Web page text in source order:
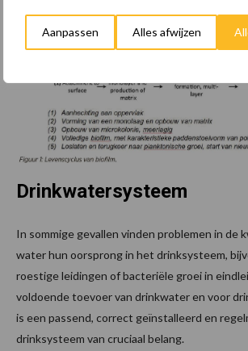
Aanpassen Alles afwijzen
Drinkwatersysteem
In sommige gevallen vinden problemen in de
water hun oorsprong in het drinksysteem,
roestige leidingen of bacteriële groei in
voldoende toevoer van drinkwater en voor
is een passend, correct geïnstalleerd en
drinksysteem van cruciaal belang.